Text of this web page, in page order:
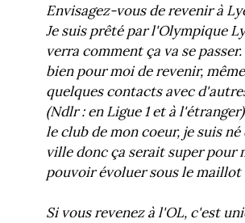
Envisagez-vous de revenir à
Je suis prêté par l'Olympique
verra comment ça va se
bien pour moi de revenir,
quelques contacts avec
(Ndlr : en Ligue 1 et à
le club de mon coeur, je suis
ville donc ça serait super pour
pouvoir évoluer sous le maillot
Si vous revenez à l'OL, c'est